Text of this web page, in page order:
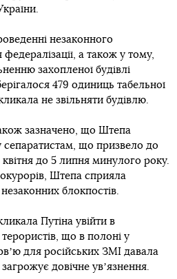
незаконного
а також у тому,
захопленої будівлі
479 одиниць табельної
не звільняти будівлю.
зазначено, що Штепа
сепаратистам, що призвело до
квітня до 5 липня минулого року.
Штепа сприяла
блокпостів.
Путіна увійти в
що в полоні у
для російських ЗМІ давала
довічне увʼязнення.